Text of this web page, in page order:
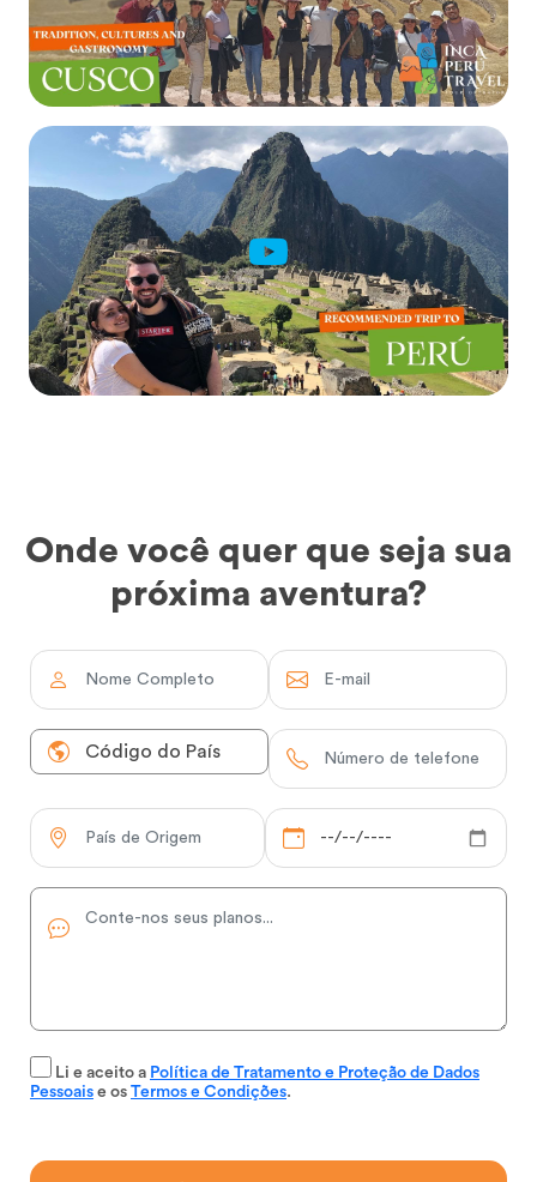
Onde você quer que seja sua
próxima aventura?
Li e aceito a Política de Tratamento e Proteção de Dados
Pessoais e os Termos e Condições.